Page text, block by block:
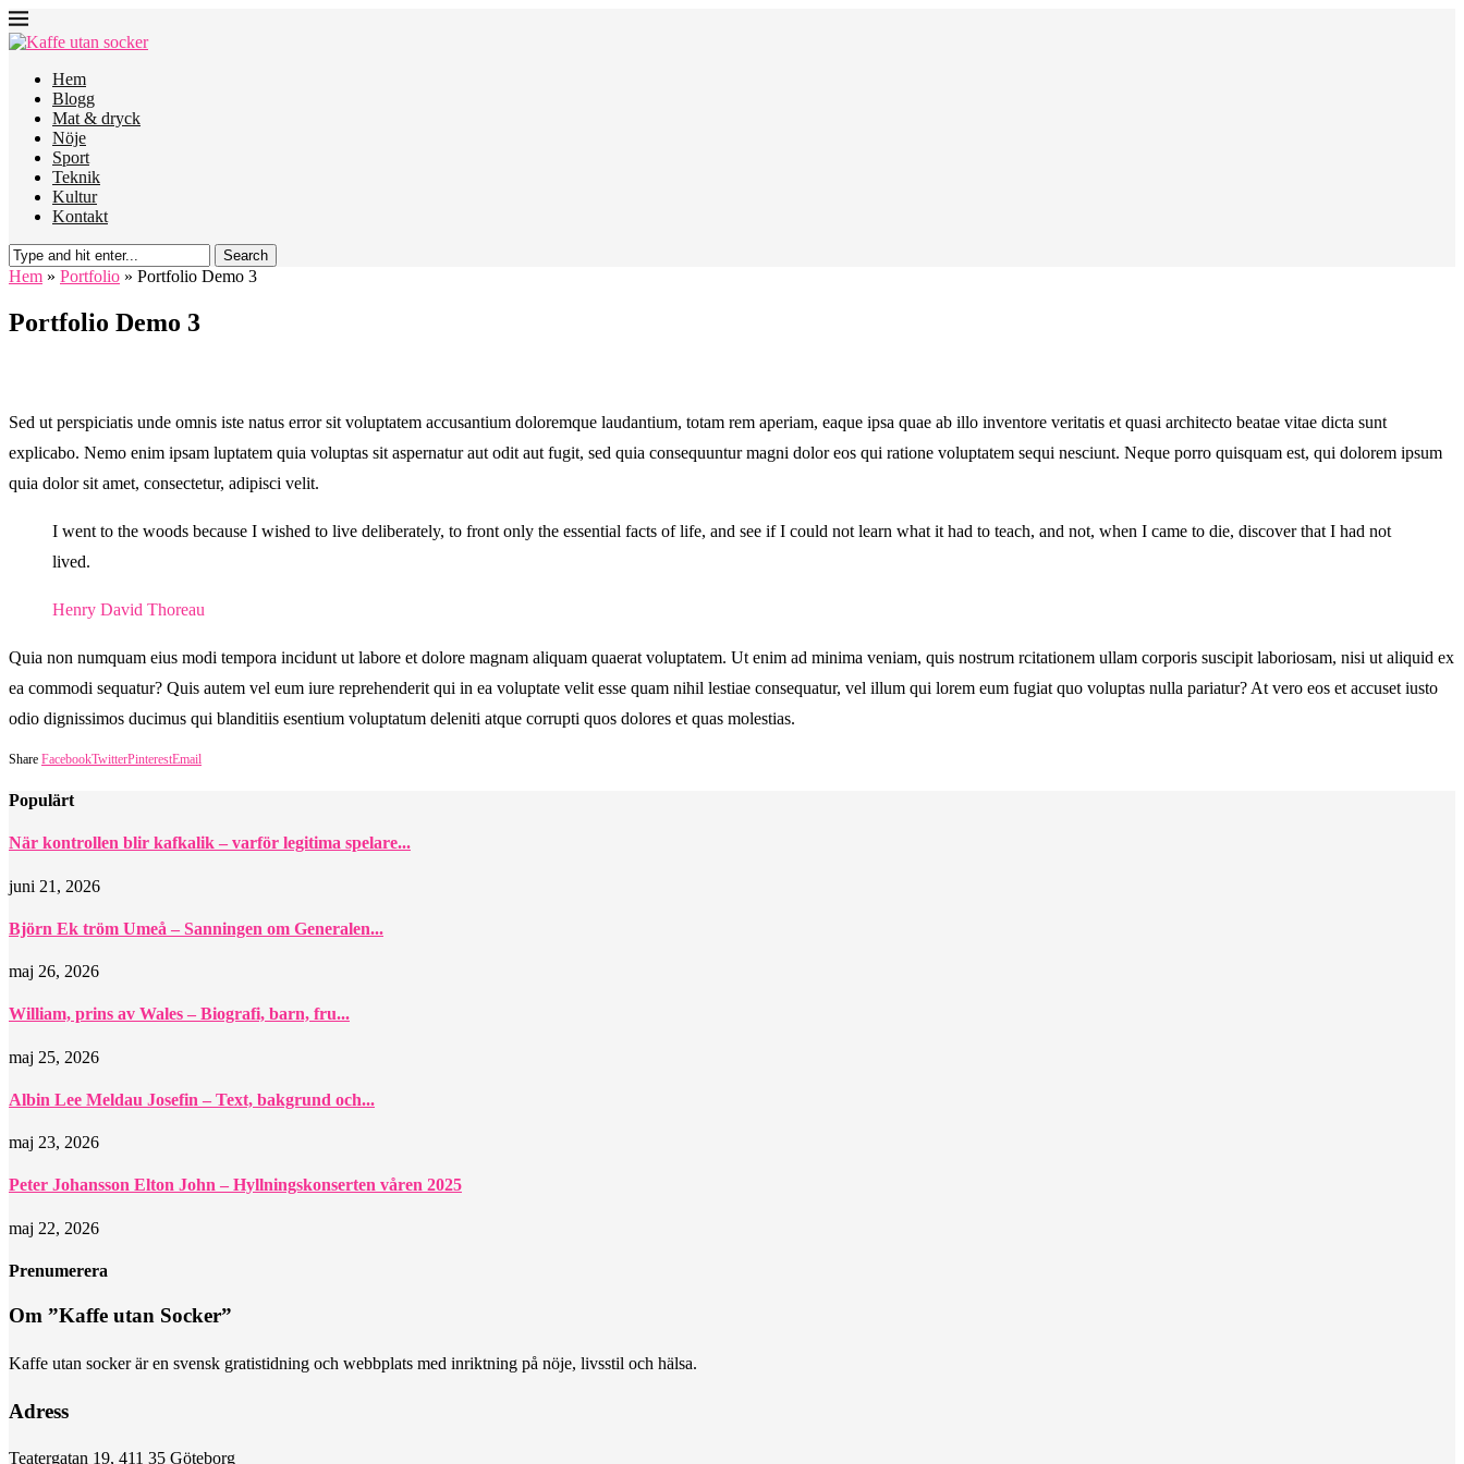
Hem
Blogg
Mat & dryck
Nöje
Sport
Teknik
Kultur
Kontakt
Search
Hem » Portfolio » Portfolio Demo 3
Portfolio Demo 3
Sed ut perspiciatis unde omnis iste natus error sit voluptatem accusantium doloremque laudantium, totam rem aperiam, eaque ipsa quae ab illo inventore veritatis et quasi architecto beatae vitae dicta sunt
explicabo. Nemo enim ipsam luptatem quia voluptas sit aspernatur aut odit aut fugit, sed quia consequuntur magni dolor eos qui ratione voluptatem sequi nesciunt. Neque porro quisquam est, qui dolorem ipsum
quia dolor sit amet, consectetur, adipisci velit.
I went to the woods because I wished to live deliberately, to front only the essential facts of life, and see if I could not learn what it had to teach, and not, when I came to die, discover that I had not
lived.
Henry David Thoreau
Quia non numquam eius modi tempora incidunt ut labore et dolore magnam aliquam quaerat voluptatem. Ut enim ad minima veniam, quis nostrum rcitationem ullam corporis suscipit laboriosam, nisi ut aliquid ex
ea commodi sequatur? Quis autem vel eum iure reprehenderit qui in ea voluptate velit esse quam nihil lestiae consequatur, vel illum qui lorem eum fugiat quo voluptas nulla pariatur? At vero eos et accuset iusto
odio dignissimos ducimus qui blanditiis esentium voluptatum deleniti atque corrupti quos dolores et quas molestias.
Share FacebookTwitterPinterestEmail
Populärt
När kontrollen blir kafkalik – varför legitima spelare...
juni 21, 2026
Björn Ek tröm Umeå – Sanningen om Generalen...
maj 26, 2026
William, prins av Wales – Biografi, barn, fru...
maj 25, 2026
Albin Lee Meldau Josefin – Text, bakgrund och...
maj 23, 2026
Peter Johansson Elton John – Hyllningskonserten våren 2025
maj 22, 2026
Prenumerera
Om ”Kaffe utan Socker”
Kaffe utan socker är en svensk gratistidning och webbplats med inriktning på nöje, livsstil och hälsa.
Adress
Teatergatan 19, 411 35 Göteborg